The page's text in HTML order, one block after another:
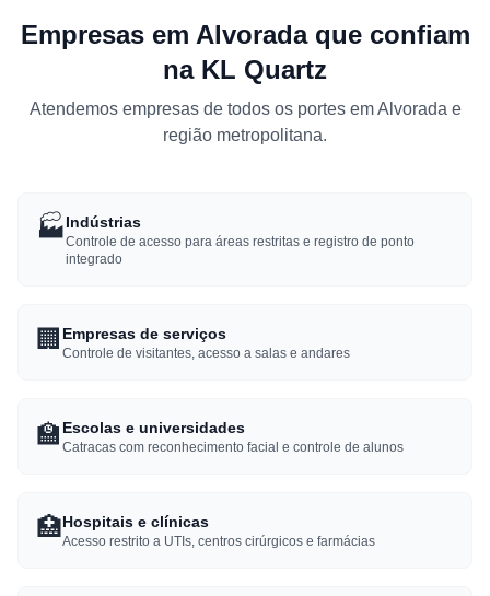
Empresas em Alvorada que confiam
na KL Quartz
Atendemos empresas de todos os portes em Alvorada e
região metropolitana.
🏭Indústrias
Controle de acesso para áreas restritas e registro de ponto
integrado
🏢 Empresas de serviços
Controle de visitantes, acesso a salas e andares
🏫 Escolas e universidades
Catracas com reconhecimento facial e controle de alunos
🏥Hospitais e clínicas
Acesso restrito a UTIs, centros cirúrgicos e farmácias